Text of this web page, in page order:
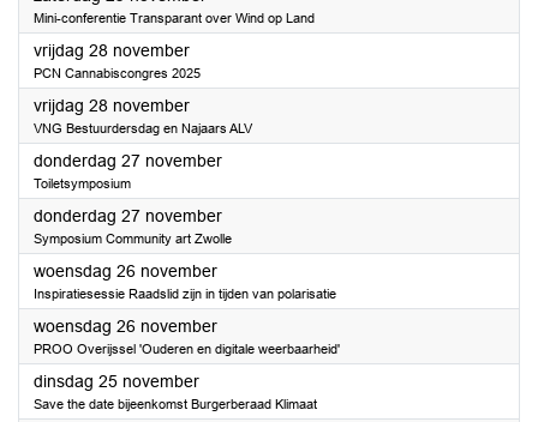
Mini-conferentie Transparant over Wind op Land
vrijdag 28 november2025
PCN Cannabiscongres 2025
vrijdag 28 november2025
VNG Bestuurdersdag en Najaars ALV
donderdag 27 november2025
Toiletsymposium
donderdag 27 november2025
Symposium Community art Zwolle
woensdag 26 november2025
Inspiratiesessie Raadslid zijn in tijden van polarisatie
woensdag 26 november2025
PROO Overijssel 'Ouderen en digitale weerbaarheid'
dinsdag 25 november2025
Save the date bijeenkomst Burgerberaad Klimaat